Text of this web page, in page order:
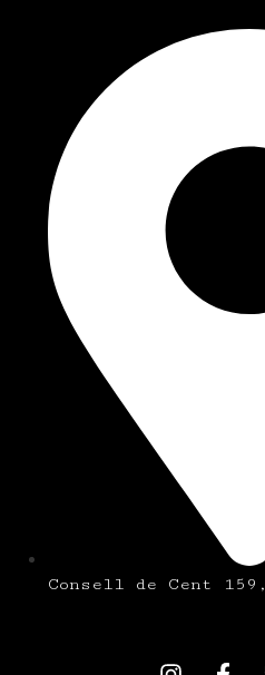
Consell de Cent